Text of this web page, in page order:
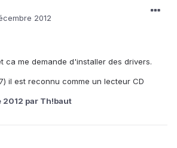
2012
ca me demande d'installer des drivers.
il est reconnu comme un lecteur CD
2012 par Th!baut